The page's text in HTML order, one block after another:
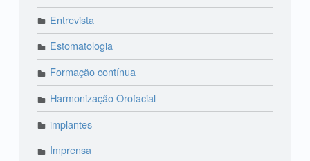
Entrevista
Estomatologia
Formação contínua
Harmonização Orofacial
implantes
Imprensa